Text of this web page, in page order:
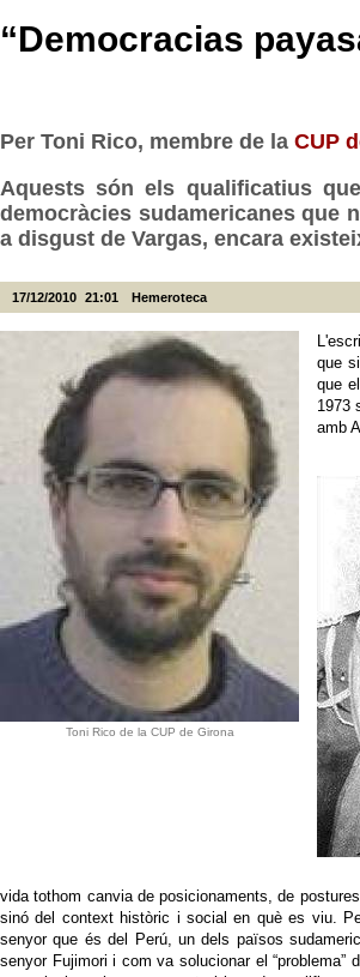
“Democracias
Per Toni Rico, membre de la CUP
Aquests són els qualificatius
democràcies sudamericanes que
a disgust de Vargas, encara
17/12/2010 21:01 Hemeroteca
Toni Rico de la CUP de Girona
que
que
1973
amb
vida tothom canvia de posicionaments, de
sinó del context històric i social en què es viu.
senyor que és del Perú, un dels països
senyor Fujimori i com va solucionar el